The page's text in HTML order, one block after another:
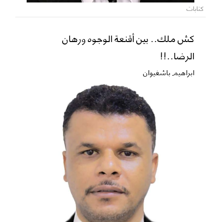
كتابات
كش ملك.. بين أقنعة الوجوه ورهان
الرضا..!!
ابراهيم باشغيوان